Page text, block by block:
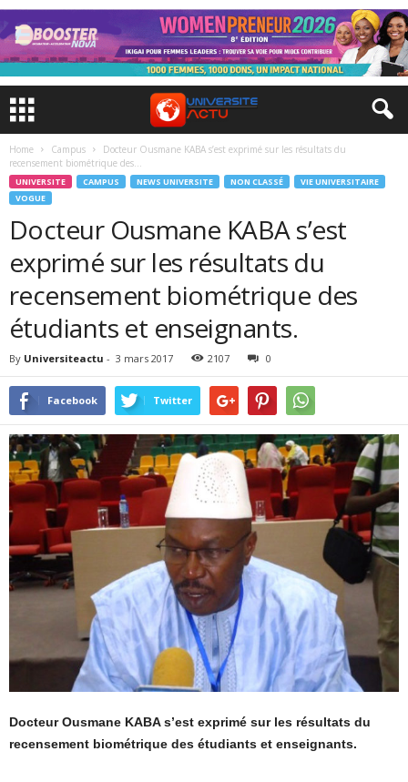
Home Campus
Docteur Ousmane KABA s’est exprimé sur les résultats du
recensement biométrique des...
UNIVERSITE CAMPUS NEWS UNIVERSITE NON CLASSÉ
VIE UNIVERSITAIRE
VOGUE
Docteur Ousmane KABA s’est
exprimé sur les résultats du
recensement biométrique des
étudiants et enseignants.
By Universiteactu - 3 mars 2017 2107 0
Facebook Twitter
Docteur Ousmane KABA s’est exprimé sur les résultats du
recensement biométrique des étudiants et enseignants.